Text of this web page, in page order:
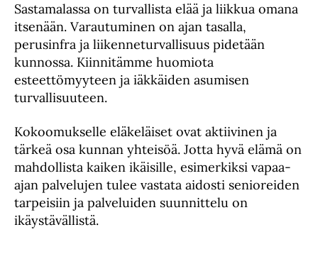
Sastamalassa on turvallista elää ja liikkua omana
itsenään. Varautuminen on ajan tasalla,
perusinfra ja liikenneturvallisuus pidetään
kunnossa. Kiinnitämme huomiota
esteettömyyteen ja iäkkäiden asumisen
turvallisuuteen.
Kokoomukselle eläkeläiset ovat aktiivinen ja
tärkeä osa kunnan yhteisöä. Jotta hyvä elämä on
mahdollista kaiken ikäisille, esimerkiksi vapaa-
ajan palvelujen tulee vastata aidosti senioreiden
tarpeisiin ja palveluiden suunnittelu on
ikäystävällistä.